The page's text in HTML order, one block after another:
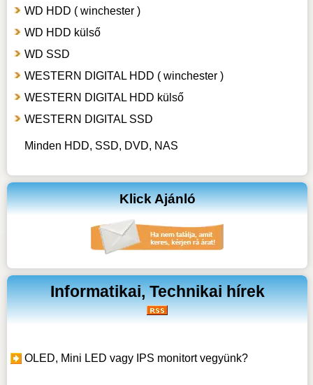
WD HDD ( winchester )
WD HDD külső
WD SSD
WESTERN DIGITAL HDD ( winchester )
WESTERN DIGITAL HDD külső
WESTERN DIGITAL SSD
Minden HDD, SSD, DVD, NAS
Klick Ajánló
Informatikai, Technikai hírek
OLED, Mini LED vagy IPS monitort vegyünk?